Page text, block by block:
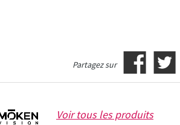
Partagez sur
Voir tous les produits